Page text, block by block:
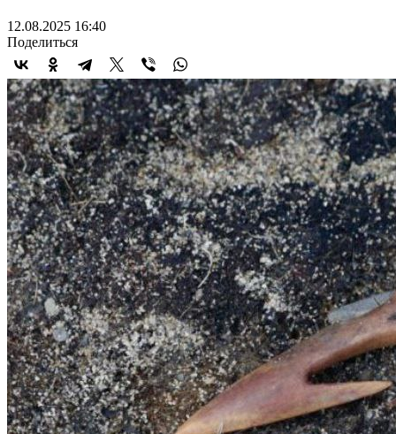
12.08.2025 16:40
Поделиться